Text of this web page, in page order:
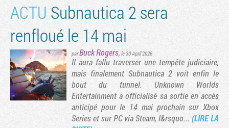
ACTU Subnautica 2 sera
renfloué le 14 mai
parBuck Rogers, le 30 April 2026
Il aura fallu traverser une tempête judiciaire,
mais finalement Subnautica 2 voit enfin le
bout du tunnel. Unknown Worlds
Entertainment a officialisé sa sortie en accès
anticipé pour le 14 mai prochain sur Xbox
Series et sur PC via Steam, l&rsquo... (LIRE LA